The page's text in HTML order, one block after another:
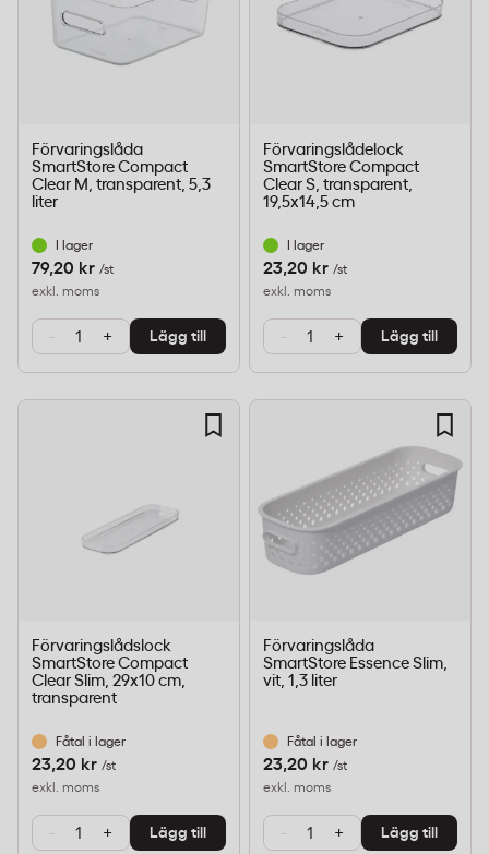
Förvaringslåda
SmartStore Compact
Clear M, transparent, 5,3
liter
I lager
79,20 kr /st
exkl. moms
- + Lägg till
Förvaringslådelock
SmartStore Compact
Clear S, transparent,
19,5x14,5 cm
I lager
23,20 kr /st
exkl. moms
- + Lägg till
Förvaringslådslock
SmartStore Compact
Clear Slim, 29x10 cm,
transparent
Fåtal i lager
23,20 kr /st
exkl. moms
- + Lägg till
Förvaringslåda
SmartStore Essence Slim,
vit, 1,3 liter
Fåtal i lager
23,20 kr /st
exkl. moms
- + Lägg till